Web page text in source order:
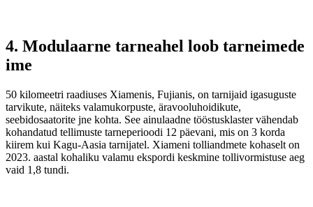
4. Modulaarne tarneahel loob tarneimede
ime
50 kilomeetri raadiuses Xiamenis, Fujianis, on tarnijaid igasuguste
tarvikute, näiteks valamukorpuste, äravooluhoidikute,
seebidosaatorite jne kohta. See ainulaadne tööstusklaster vähendab
kohandatud tellimuste tarneperioodi 12 päevani, mis on 3 korda
kiirem kui Kagu-Aasia tarnijatel. Xiameni tolliandmete kohaselt on
2023. aastal kohaliku valamu ekspordi keskmine tollivormistuse aeg
vaid 1,8 tundi.